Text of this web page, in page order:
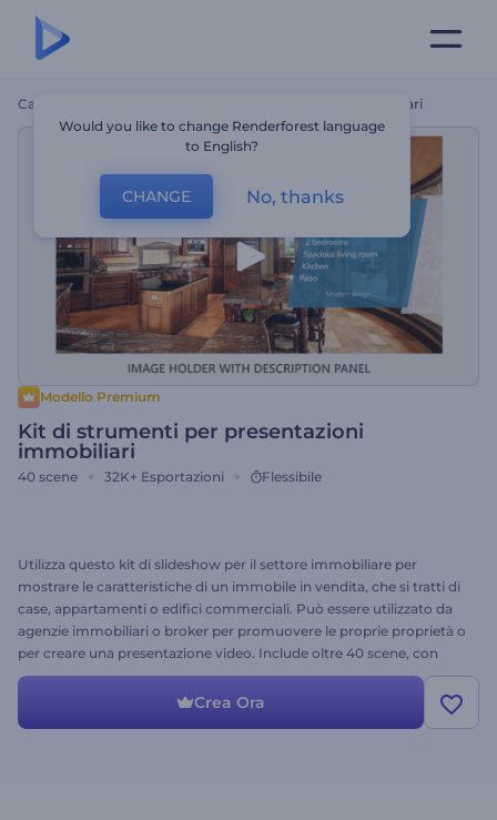
Casa Kit Di Strumenti Per Presentazioni Immobiliari
Modello Premium
Kit di strumenti per presentazioni
immobiliari
40 scene 32K+ Esportazioni Flessibile
Utilizza questo kit di slideshow per il settore immobiliare per
mostrare le caratteristiche di un immobile in vendita, che si tratti di
case, appartamenti o edifici commerciali. Può essere utilizzato da
agenzie immobiliari o broker per promuovere le proprie proprietà o
per creare una presentazione video. Include oltre 40 scene, con
diverse icone, elementi tipografici, supporti per video e foto e molto
altro. Inizia la promozione della tua attività con facilità grazie a
questo progetto video versatile e multifunzionale. Basta scegliere le
Crea Ora
Would you like to change Renderforest language
to English?
CHANGE No, thanks